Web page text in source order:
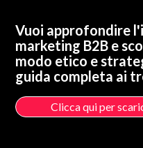
Vuoi approfondire
marketing B2B e
modo etico e
guida completa ai
Clicca qui per